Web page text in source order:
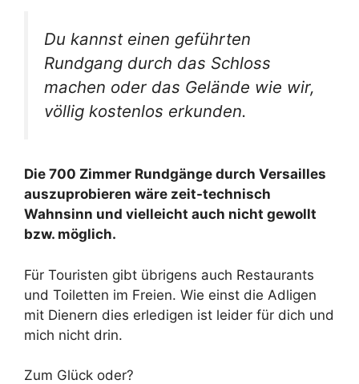
Du kannst einen geführten
Rundgang durch das Schloss
machen oder das Gelände wie wir,
völlig kostenlos erkunden.
Die 700 Zimmer Rundgänge durch Versailles
auszuprobieren wäre zeit-technisch
Wahnsinn und vielleicht auch nicht gewollt
bzw. möglich.
Für Touristen gibt übrigens auch Restaurants
und Toiletten im Freien. Wie einst die Adligen
mit Dienern dies erledigen ist leider für dich und
mich nicht drin.
Zum Glück oder?